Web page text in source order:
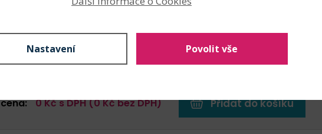
7 pár (9,70 Kč s DPH / pár) bal.
67,90Kč s DPH /bal. (7 pár)
Skladem: 1424 pár
0Kč s DPH (0Kč bez DPH) Přidat do košíku
Nastavení Povolit vše